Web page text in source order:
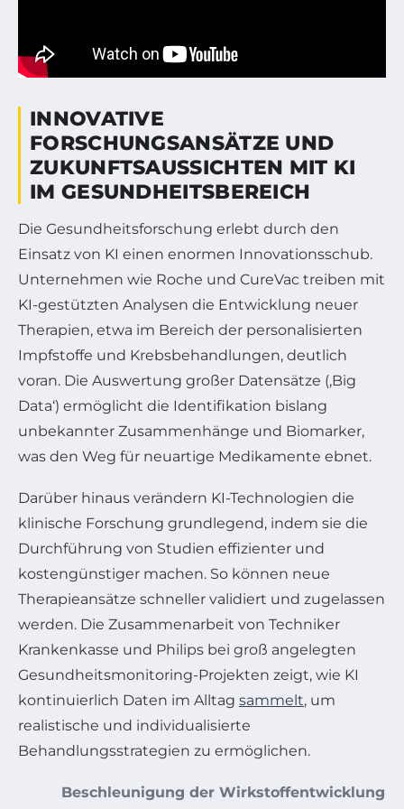
INNOVATIVE
FORSCHUNGSANSÄTZE UND
ZUKUNFTSAUSSICHTEN MIT KI
IM GESUNDHEITSBEREICH
Die Gesundheitsforschung erlebt durch den
Einsatz von KI einen enormen Innovationsschub.
Unternehmen wie Roche und CureVac treiben mit
KI-gestützten Analysen die Entwicklung neuer
Therapien, etwa im Bereich der personalisierten
Impfstoffe und Krebsbehandlungen, deutlich
voran. Die Auswertung großer Datensätze (‚Big
Data‘) ermöglicht die Identifikation bislang
unbekannter Zusammenhänge und Biomarker,
was den Weg für neuartige Medikamente ebnet.
Darüber hinaus verändern KI-Technologien die
klinische Forschung grundlegend, indem sie die
Durchführung von Studien effizienter und
kostengünstiger machen. So können neue
Therapieansätze schneller validiert und zugelassen
werden. Die Zusammenarbeit von Techniker
Krankenkasse und Philips bei groß angelegten
Gesundheitsmonitoring-Projekten zeigt, wie KI
kontinuierlich Daten im Alltag sammelt, um
realistische und individualisierte
Behandlungsstrategien zu ermöglichen.
Beschleunigung der Wirkstoffentwicklung